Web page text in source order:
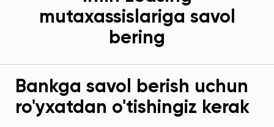
mutaxassislariga savol
bering
Bankga savol berish uchun
ro'yxatdan o'tishingiz kerak